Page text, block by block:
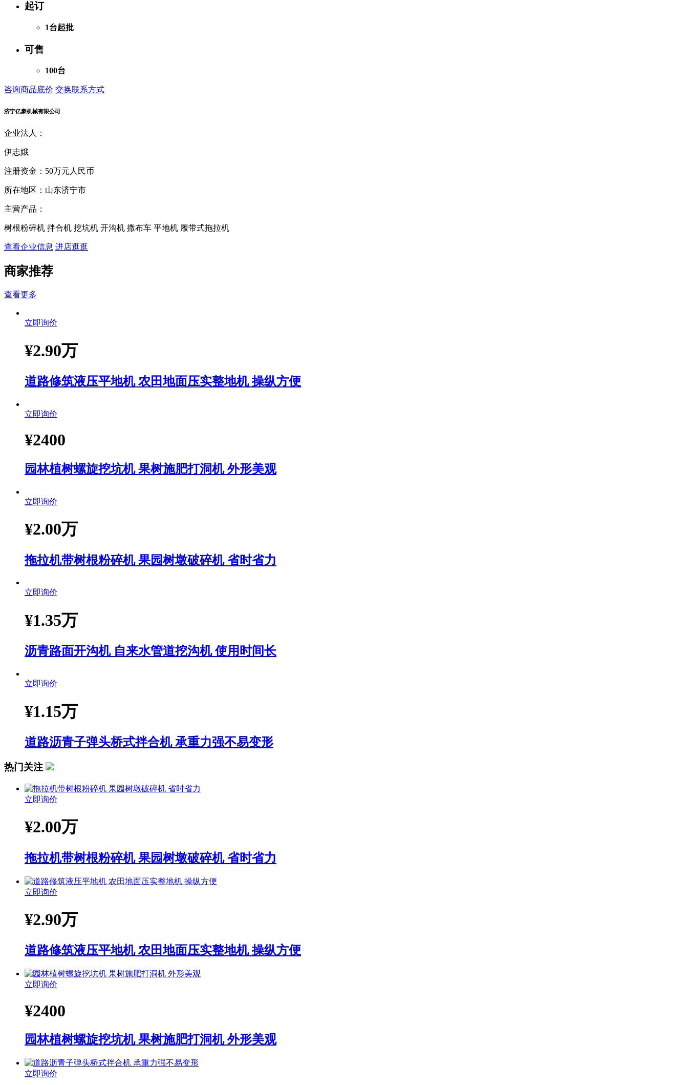
起订
1台起批
可售
100台
咨询商品底价 交换联系方式
济宁亿豪机械有限公司
企业法人：
伊志娥
注册资金： 50万元人民币
所在地区： 山东济宁市
主营产品：
树根粉碎机 拌合机 挖坑机 开沟机 撒布车 平地机 履带式拖拉机
查看企业信息 进店逛逛
商家推荐
查看更多
立即询价
¥2.90万
道路修筑液压平地机 农田地面压实整地机 操纵方便
立即询价
¥2400
园林植树螺旋挖坑机 果树施肥打洞机 外形美观
立即询价
¥2.00万
拖拉机带树根粉碎机 果园树墩破碎机 省时省力
立即询价
¥1.35万
沥青路面开沟机 自来水管道挖沟机 使用时间长
立即询价
¥1.15万
道路沥青子弹头桥式拌合机 承重力强不易变形
热门关注
立即询价
¥2.00万
拖拉机带树根粉碎机 果园树墩破碎机 省时省力
立即询价
¥2.90万
道路修筑液压平地机 农田地面压实整地机 操纵方便
立即询价
¥2400
园林植树螺旋挖坑机 果树施肥打洞机 外形美观
立即询价